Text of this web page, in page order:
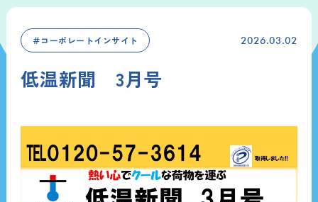
＃コーポレートインサイト 2026.03.02
低温新聞 3月号